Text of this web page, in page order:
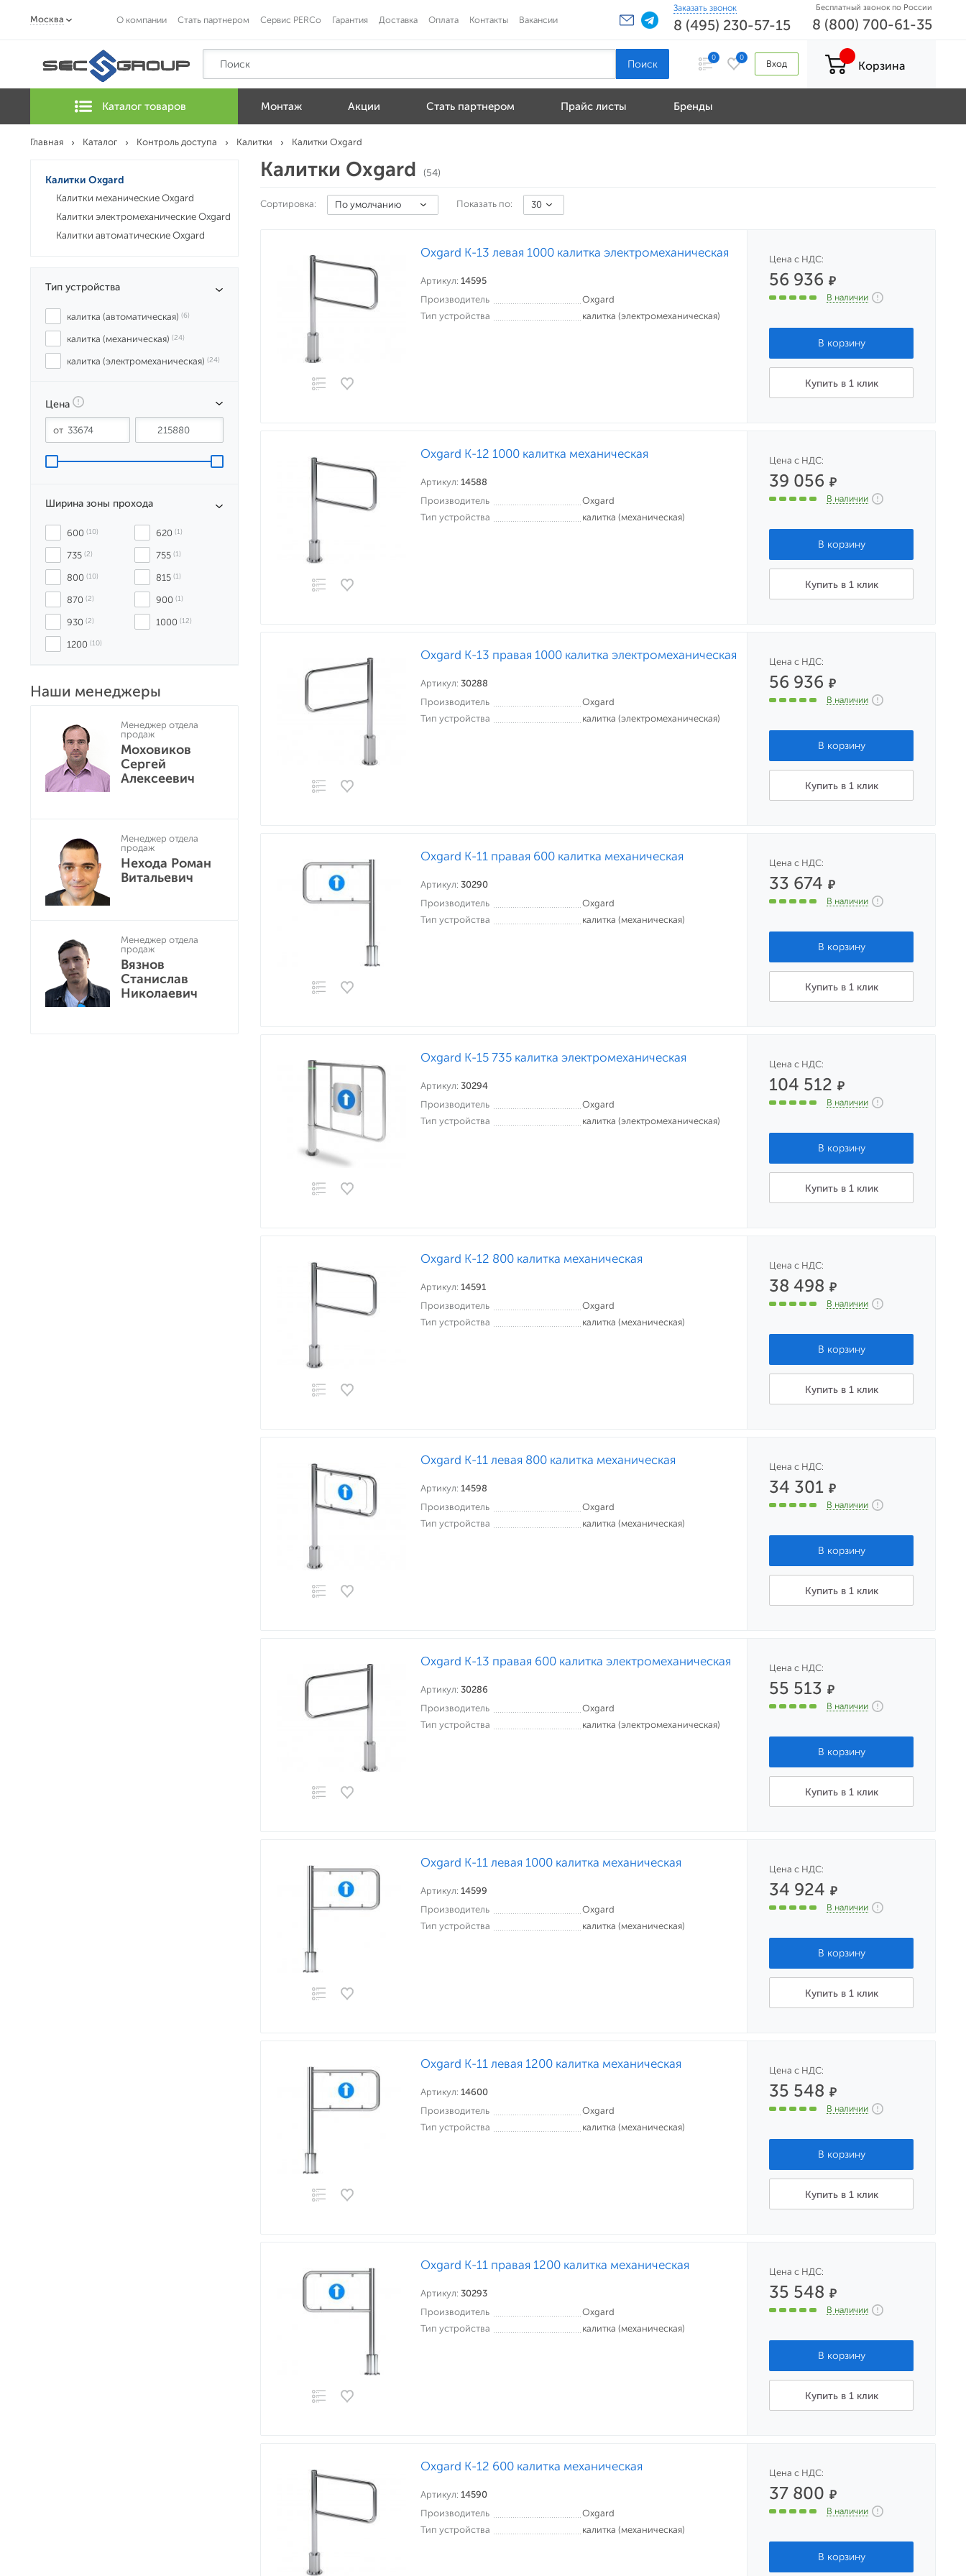
Москва О компании Стать партнером Сервис PERCo Гарантия Доставка Оплата Контакты Вакансии
Заказать звонок
8 (495) 230-57-15
Бесплатный звонок по России
8 (800) 700-61-35
0 0
Вход Корзина
Каталог товаров Монтаж Акции Стать партнером Прайс листы Бренды
Главная Каталог Контроль доступа Калитки Калитки Oxgard
Калитки Oxgard
Калитки механические Oxgard
Калитки электромеханические Oxgard
Калитки автоматические Oxgard
Тип устройства
калитка (автоматическая) (6)
калитка (механическая) (24)
калитка (электромеханическая) (24)
Цена
Ширина зоны прохода
600 (10) 620 (1)
735 (2) 755 (1)
800 (10) 815 (1)
870 (2) 900 (1)
930 (2) 1000 (12)
1200 (10)
Наши менеджеры
Менеджер отдела
продаж
Моховиков
Сергей
Алексеевич
Менеджер отдела
продаж
Нехода Роман
Витальевич
Менеджер отдела
продаж
Вязнов
Станислав
Николаевич
Калитки Oxgard (54)
Сортировка: По умолчанию Показать по: 30
Oxgard К-13 левая 1000 калитка электромеханическая
Артикул: 14595
Производитель
Oxgard
Тип устройства
калитка (электромеханическая)
Цена с НДС:
56 936₽
В наличии
Купить в 1 клик
Oxgard К-12 1000 калитка механическая
Артикул: 14588
Производитель
Oxgard
Тип устройства
калитка (механическая)
Цена с НДС:
39 056₽
В наличии
Купить в 1 клик
Oxgard К-13 правая 1000 калитка электромеханическая
Артикул: 30288
Производитель
Oxgard
Тип устройства
калитка (электромеханическая)
Цена с НДС:
56 936₽
В наличии
Купить в 1 клик
Oxgard К-11 правая 600 калитка механическая
Артикул: 30290
Производитель
Oxgard
Тип устройства
калитка (механическая)
Цена с НДС:
33 674₽
В наличии
Купить в 1 клик
Oxgard К-15 735 калитка электромеханическая
Артикул: 30294
Производитель
Oxgard
Тип устройства
калитка (электромеханическая)
Цена с НДС:
104 512₽
В наличии
Купить в 1 клик
Oxgard К-12 800 калитка механическая
Артикул: 14591
Производитель
Oxgard
Тип устройства
калитка (механическая)
Цена с НДС:
38 498₽
В наличии
Купить в 1 клик
Oxgard К-11 левая 800 калитка механическая
Артикул: 14598
Производитель
Oxgard
Тип устройства
калитка (механическая)
Цена с НДС:
34 301₽
В наличии
Купить в 1 клик
Oxgard К-13 правая 600 калитка электромеханическая
Артикул: 30286
Производитель
Oxgard
Тип устройства
калитка (электромеханическая)
Цена с НДС:
55 513₽
В наличии
Купить в 1 клик
Oxgard К-11 левая 1000 калитка механическая
Артикул: 14599
Производитель
Oxgard
Тип устройства
калитка (механическая)
Цена с НДС:
34 924₽
В наличии
Купить в 1 клик
Oxgard К-11 левая 1200 калитка механическая
Артикул: 14600
Производитель
Oxgard
Тип устройства
калитка (механическая)
Цена с НДС:
35 548₽
В наличии
Купить в 1 клик
Oxgard К-11 правая 1200 калитка механическая
Артикул: 30293
Производитель
Oxgard
Тип устройства
калитка (механическая)
Цена с НДС:
35 548₽
В наличии
Купить в 1 клик
Oxgard К-12 600 калитка механическая
Артикул: 14590
Производитель
Oxgard
Тип устройства
калитка (механическая)
Цена с НДС:
37 800₽
В наличии